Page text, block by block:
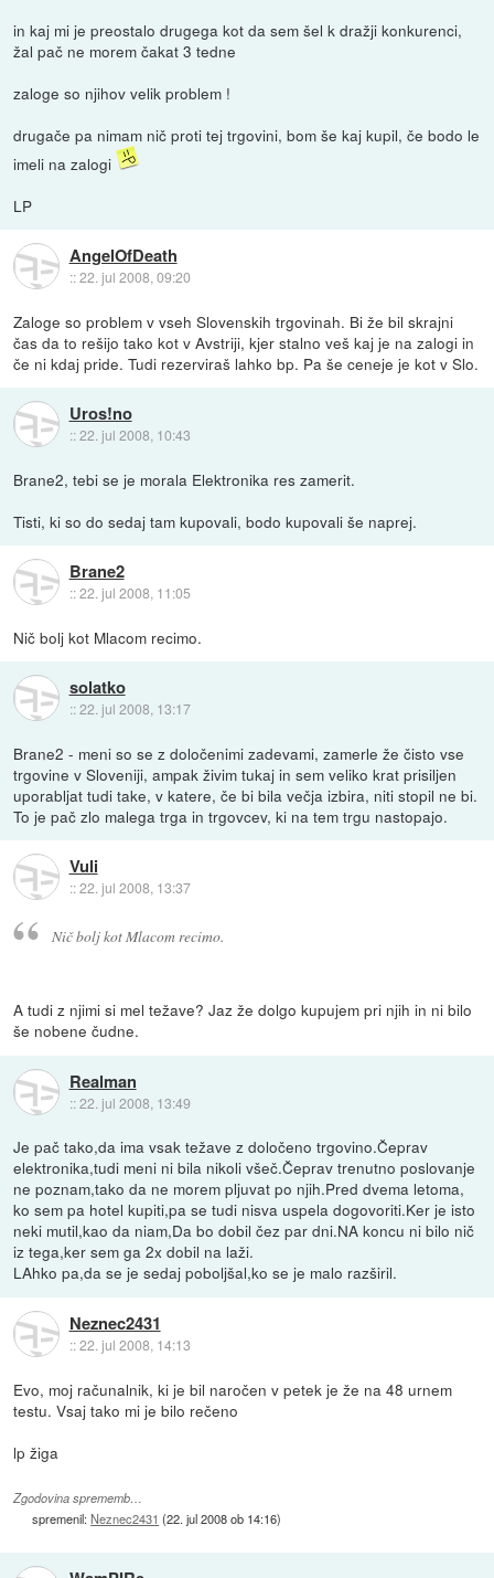
in kaj mi je preostalo drugega kot da sem šel k dražji konkurenci,
žal pač ne morem čakat 3 tedne
zaloge so njihov velik problem !
drugače pa nimam nič proti tej trgovini, bom še kaj kupil, če bodo le
imeli na zalogi
LP
AngelOfDeath
::22. jul 2008, 09:20
Zaloge so problem v vseh Slovenskih trgovinah. Bi že bil skrajni
čas da to rešijo tako kot v Avstriji, kjer stalno veš kaj je na zalogi in
če ni kdaj pride. Tudi rezerviraš lahko bp. Pa še ceneje je kot v Slo.
Uros!no
::22. jul 2008, 10:43
Brane2, tebi se je morala Elektronika res zamerit.
Tisti, ki so do sedaj tam kupovali, bodo kupovali še naprej.
Brane2
::22. jul 2008, 11:05
Nič bolj kot Mlacom recimo.
solatko
::22. jul 2008, 13:17
Brane2 - meni so se z določenimi zadevami, zamerle že čisto vse
trgovine v Sloveniji, ampak živim tukaj in sem veliko krat prisiljen
uporabljat tudi take, v katere, če bi bila večja izbira, niti stopil ne bi.
To je pač zlo malega trga in trgovcev, ki na tem trgu nastopajo.
Vuli
::22. jul 2008, 13:37
Nič bolj kot Mlacom recimo.
A tudi z njimi si mel težave? Jaz že dolgo kupujem pri njih in ni bilo
še nobene čudne.
Realman
::22. jul 2008, 13:49
Je pač tako,da ima vsak težave z določeno trgovino.Čeprav
elektronika,tudi meni ni bila nikoli všeč.Čeprav trenutno poslovanje
ne poznam,tako da ne morem pljuvat po njih.Pred dvema letoma,
ko sem pa hotel kupiti,pa se tudi nisva uspela dogovoriti.Ker je isto
neki mutil,kao da niam,Da bo dobil čez par dni.NA koncu ni bilo nič
iz tega,ker sem ga 2x dobil na laži.
LAhko pa,da se je sedaj poboljšal,ko se je malo razširil.
Neznec2431
::22. jul 2008, 14:13
Evo, moj računalnik, ki je bil naročen v petek je že na 48 urnem
testu. Vsaj tako mi je bilo rečeno
lp žiga
Zgodovina sprememb…
spremenil:Neznec2431 (22. jul 2008 ob 14:16)